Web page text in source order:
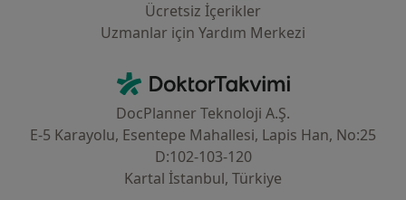
Ücretsiz İçerikler
Uzmanlar için Yardım Merkezi
DoktorTakvimi - Ana Sayfa
DocPlanner Teknoloji A.Ş.
E-5 Karayolu, Esentepe Mahallesi, Lapis Han, No:25
D:102-103-120
Kartal İstanbul, Türkiye